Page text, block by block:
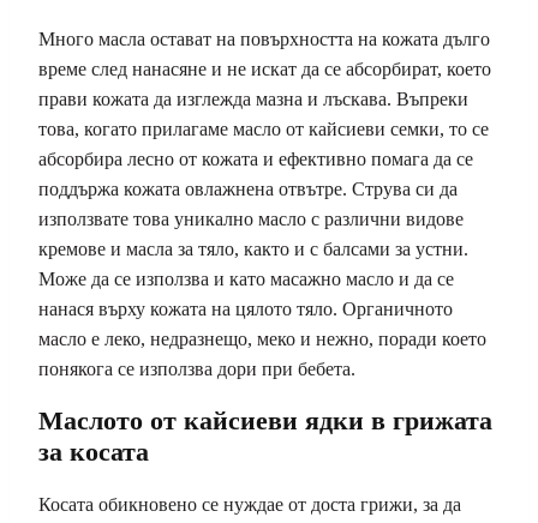
Много масла остават на повърхността на кожата дълго
време след нанасяне и не искат да се абсорбират, което
прави кожата да изглежда мазна и лъскава. Въпреки
това, когато прилагаме масло от кайсиеви семки, то се
абсорбира лесно от кожата и ефективно помага да се
поддържа кожата овлажнена отвътре. Струва си да
използвате това уникално масло с различни видове
кремове и масла за тяло, както и с балсами за устни.
Може да се използва и като масажно масло и да се
нанася върху кожата на цялото тяло. Органичното
масло е леко, недразнещо, меко и нежно, поради което
понякога се използва дори при бебета.
Маслото от кайсиеви ядки в грижата
за косата
Косата обикновено се нуждае от доста грижи, за да